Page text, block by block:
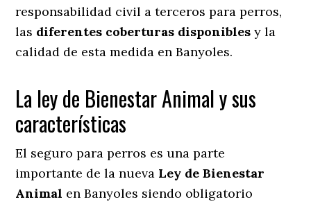
responsabilidad civil a terceros para perros,
las diferentes coberturas disponibles y la
calidad de esta medida en Banyoles.
La ley de Bienestar Animal y sus
características
El seguro para perros es una parte
importante de la nueva Ley de Bienestar
Animal en Banyoles siendo obligatorio